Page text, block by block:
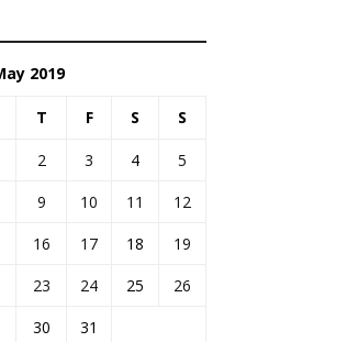
2019
T F S S
2 3 4
5
9 10 11
12
16 17 18
19
23 24 25
26
30
31